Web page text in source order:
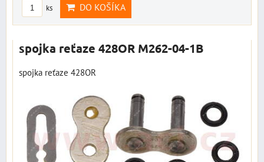
ks DO KOŠÍKA
spojka reťaze 428OR M262-04-1B
spojka reťaze 428OR